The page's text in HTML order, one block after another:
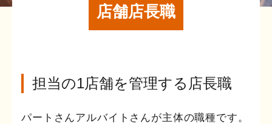
店舗店長職
担当の1店舗を管理する店長職
パートさんアルバイトさんが主体の職種です。